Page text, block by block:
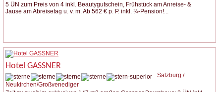
5 ÜN zum Preis von 4 inkl. Beautygutschein, Frühstück am Anreise- &
Jause am Abreisetag u. v. m. Ab 562 € p. P. inkl. ¾-Pension!...
Hotel GASSNER
Salzburg /
Neukirchen/Großvenediger